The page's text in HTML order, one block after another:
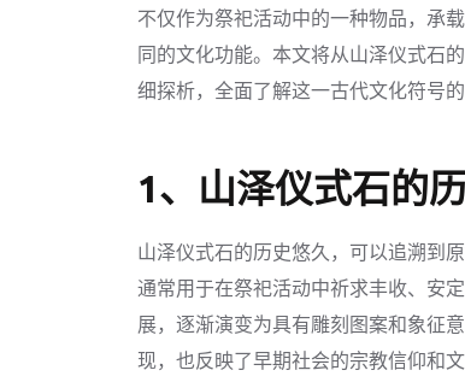
不仅作为祭祀活动中的一种物品，承
同的文化功能。本文将从山泽仪式石
细探析，全面了解这一古代文化符号的
1、山泽仪式石的
山泽仪式石的历史悠久，可以追溯到
通常用于在祭祀活动中祈求丰收、安
展，逐渐演变为具有雕刻图案和象征
现，也反映了早期社会的宗教信仰和文